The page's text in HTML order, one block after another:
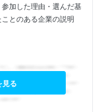
加した理由・選んだ基
とのある企業の説明
る